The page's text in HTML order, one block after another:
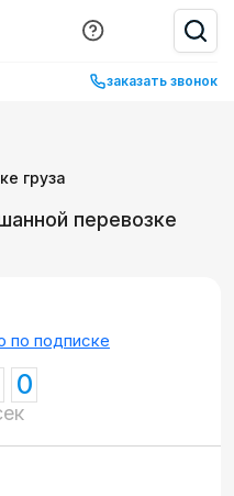
заказать звонок
груза
перевозке
по подписке
0